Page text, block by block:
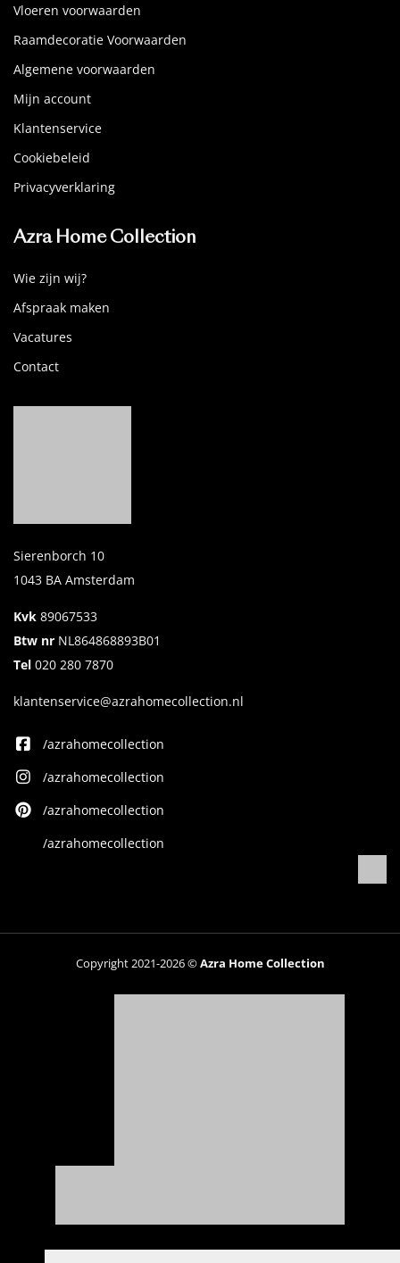
Vloeren voorwaarden
Raamdecoratie Voorwaarden
Algemene voorwaarden
Mijn account
Klantenservice
Cookiebeleid
Privacyverklaring
Azra Home Collection
Wie zijn wij?
Afspraak maken
Vacatures
Contact
Sierenborch 10
1043 BA Amsterdam
Kvk 89067533
Btw nr NL864868893B01
Tel 020 280 7870
klantenservice@azrahomecollection.nl
/azrahomecollection
/azrahomecollection
/azrahomecollection
/azrahomecollection
Copyright 2021-2026 ©Azra Home Collection